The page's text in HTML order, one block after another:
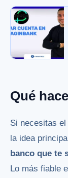
Qué
Si necesitas
la idea
banco que te
Lo más fiable